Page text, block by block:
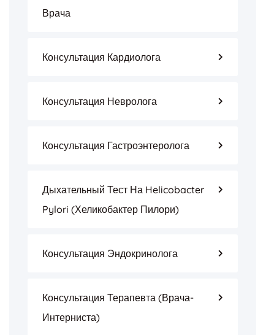
Врача
Консультация Кардиолога
Консультация Невролога
Консультация Гастроэнтеролога
Дыхательный Тест На Helicobacter
Pylori (Хеликобактер Пилори)
Консультация Эндокринолога
Консультация Терапевта (врача-
Интерниста)